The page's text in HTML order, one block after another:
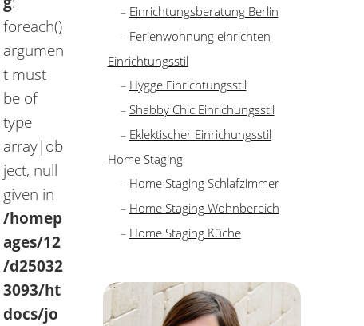
Einrichtungsberatung Berlin
Ferienwohnung einrichten
Einrichtungsstil
Hygge Einrichtungsstil
Shabby Chic Einrichungsstil
Eklektischer Einrichungsstil
Home Staging
Home Staging Schlafzimmer
Home Staging Wohnbereich
Home Staging Küche
foreach()
argumen
t must
be of
type
array|ob
ject, null
given in
/homep
ages/12
/d25032
3093/ht
docs/jo